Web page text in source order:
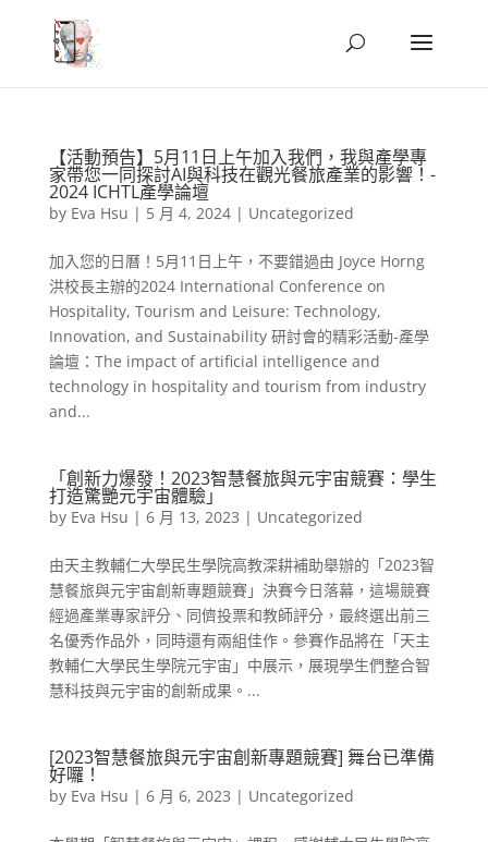
【活動預告】5月11日上午加入我們，我與產學專
家帶您一同探討AI與科技在觀光餐旅產業的影響！-
2024 ICHTL產學論壇
by Eva Hsu | 5 月 4, 2024| Uncategorized
加入您的日曆！5月11日上午，不要錯過由 Joyce Horng
洪校長主辦的2024 International Conference on
Hospitality, Tourism and Leisure: Technology,
Innovation, and Sustainability 研討會的精彩活動-產學
論壇：The impact of artificial intelligence and
technology in hospitality and tourism from industry
and...
「創新力爆發！2023智慧餐旅與元宇宙競賽：學生
打造驚艷元宇宙體驗」
by Eva Hsu | 6 月 13, 2023 | Uncategorized
由天主教輔仁大學民生學院高教深耕補助舉辦的「2023智
慧餐旅與元宇宙創新專題競賽」決賽今日落幕，這場競賽
經過產業專家評分、同儕投票和教師評分，最終選出前三
名優秀作品外，同時還有兩組佳作。參賽作品將在「天主
教輔仁大學民生學院元宇宙」中展示，展現學生們整合智
慧科技與元宇宙的創新成果。...
[2023智慧餐旅與元宇宙創新專題競賽] 舞台已準備
好囉！
by Eva Hsu | 6 月 6, 2023 | Uncategorized